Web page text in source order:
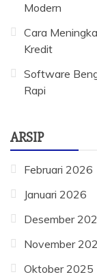
Modern
Cara
Kredit
Software
Rapi
ARSIP
Februari 2026
Januari 2026
Desember
November
Oktober 2025